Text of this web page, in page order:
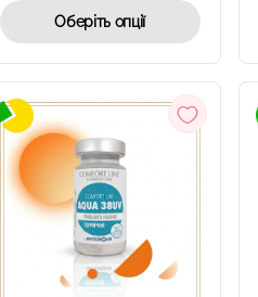
Оберіть опції
ШВИДКИЙ
ПЕРЕГЛЯД